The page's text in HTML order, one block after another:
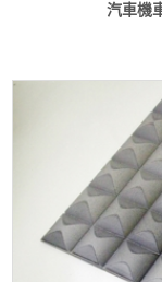
汽車機